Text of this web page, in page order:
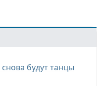
будут танцы